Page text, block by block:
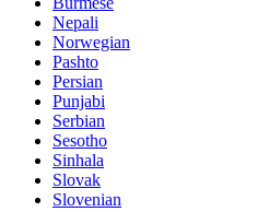
Nepali
Norwegian
Pashto
Persian
Punjabi
Serbian
Sesotho
Sinhala
Slovak
Slovenian